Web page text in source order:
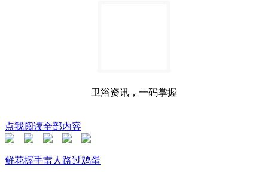
卫浴资讯，一码掌握
点我阅读全部内容
鲜花握手雷人 路过鸡蛋